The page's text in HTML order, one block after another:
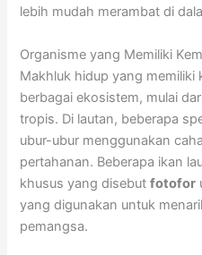
lebih mudah merambat di
Organisme yang Memiliki
Makhluk hidup yang memiliki
berbagai ekosistem, mulai
tropis. Di lautan, beberapa
ubur-ubur menggunakan
pertahanan. Beberapa ikan
khusus yang disebutfotofor
yang digunakan untuk
pemangsa.